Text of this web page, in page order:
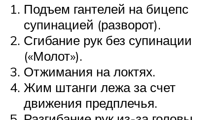
Подъем гантелей на бицепс
супинацией (разворот).
Сгибание рук без супинации
(«Молот»).
Отжимания на локтях.
Жим штанги лежа за счет
движения предплечья.